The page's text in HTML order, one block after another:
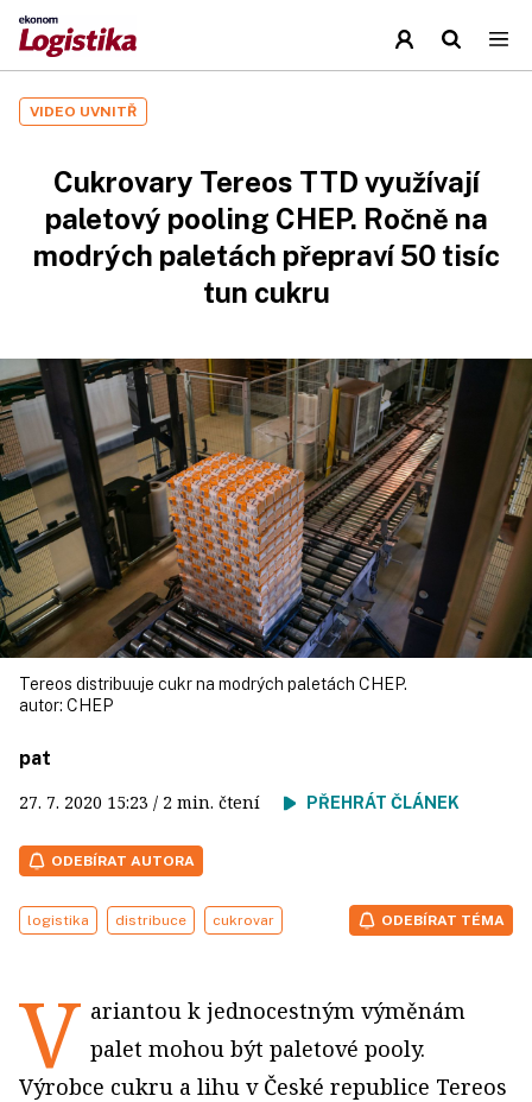
VIDEO UVNITŘ
Cukrovary Tereos TTD využívají
paletový pooling CHEP. Ročně na
modrých paletách přepraví 50 tisíc
tun cukru
Tereos distribuuje cukr na modrých paletách CHEP.
autor: CHEP
pat
27. 7. 2020 15:23 / 2 min. čtení PŘEHRÁT ČLÁNEK
ODEBÍRAT AUTORA
logistika distribuce cukrovar ODEBÍRAT TÉMA
V ariantou k jednocestným výměnám
palet mohou být paletové pooly.
Výrobce cukru a lihu v České republice Tereos